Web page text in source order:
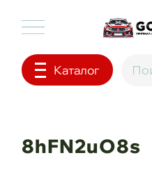
Каталог
8hFN2uO8s